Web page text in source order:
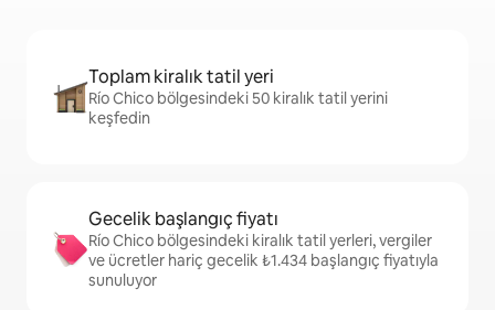
Toplam kiralık tatil yeri
Río Chico bölgesindeki 50 kiralık tatil yerini
keşfedin
Gecelik başlangıç fiyatı
Río Chico bölgesindeki kiralık tatil yerleri, vergiler
ve ücretler hariç gecelik ₺1.434 başlangıç fiyatıyla
sunuluyor